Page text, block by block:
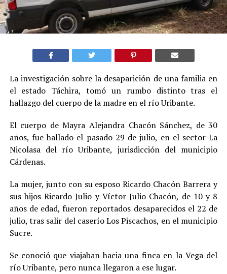
La investigación sobre la desaparición de una familia en
el estado Táchira, tomó un rumbo distinto tras el
hallazgo del cuerpo de la madre en el río Uribante.
El cuerpo de Mayra Alejandra Chacón Sánchez, de 30
años, fue hallado el pasado 29 de julio, en el sector La
Nicolasa del río Uribante, jurisdicción del municipio
Cárdenas.
La mujer, junto con su esposo Ricardo Chacón Barrera y
sus hijos Ricardo Julio y Víctor Julio Chacón, de 10 y 8
años de edad, fueron reportados desaparecidos el 22 de
julio, tras salir del caserío Los Piscachos, en el municipio
Sucre.
Se conoció que viajaban hacia una finca en la Vega del
río Uribante, pero nunca llegaron a ese lugar.